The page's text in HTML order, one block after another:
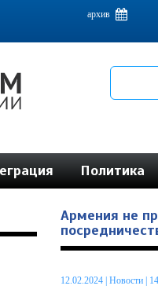
проблемам интеграции на
архив
Политика
Армения не
12.02.2024| Новости |